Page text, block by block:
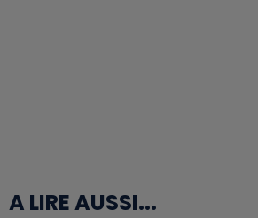
A LIRE AUSSI...